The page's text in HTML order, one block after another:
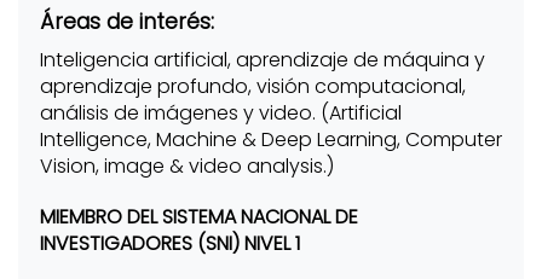
Áreas de interés:
Inteligencia artificial, aprendizaje de máquina y
aprendizaje profundo, visión computacional,
análisis de imágenes y video. (Artificial
Intelligence, Machine & Deep Learning, Computer
Vision, image & video analysis.)
MIEMBRO DEL SISTEMA NACIONAL DE
INVESTIGADORES (SNI) NIVEL 1